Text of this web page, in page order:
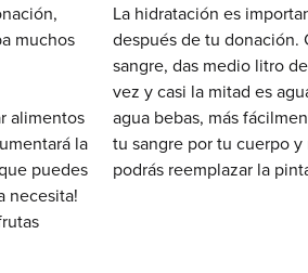
muchos
alimentos
la
puedes
necesita!
La hidratación es
después de tu donación.
sangre, das medio litro
vez y casi la mitad es
agua bebas, más
tu sangre por tu cuerpo y
podrás reemplazar la